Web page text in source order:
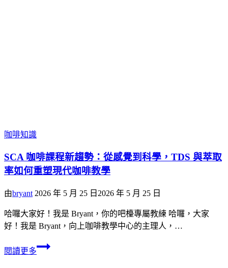
咖啡知識
SCA 咖啡課程新趨勢：從感覺到科學，TDS 與萃取
率如何重塑現代咖啡教學
由bryant 2026 年 5 月 25 日 2026 年 5 月 25 日
哈囉大家好！我是 Bryant，你的吧檯專屬教練 哈囉，大家
好！我是 Bryant，向上咖啡教學中心的主理人，…
閱讀更多